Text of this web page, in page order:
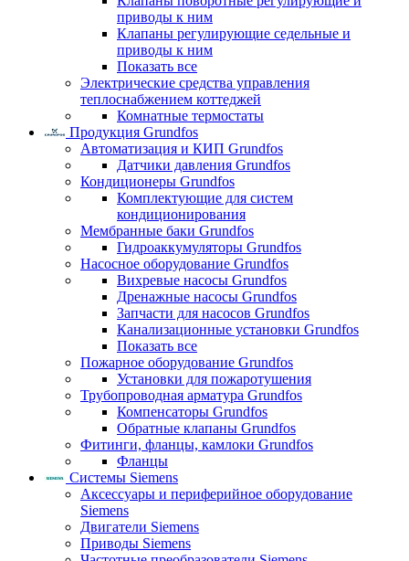
приводы к ним
Клапаны регулирующие седельные и
приводы к ним
Показать все
Электрические средства управления
теплоснабжением коттеджей
Комнатные термостаты
Продукция Grundfos
Автоматизация и КИП Grundfos
Датчики давления Grundfos
Кондиционеры Grundfos
Комплектующие для систем
кондиционирования
Мембранные баки Grundfos
Гидроаккумуляторы Grundfos
Насосное оборудование Grundfos
Вихревые насосы Grundfos
Дренажные насосы Grundfos
Запчасти для насосов Grundfos
Канализационные установки Grundfos
Показать все
Пожарное оборудование Grundfos
Установки для пожаротушения
Трубопроводная арматура Grundfos
Компенсаторы Grundfos
Обратные клапаны Grundfos
Фитинги, фланцы, камлоки Grundfos
Фланцы
Системы Siemens
Аксессуары и периферийное оборудование
Siemens
Двигатели Siemens
Приводы Siemens